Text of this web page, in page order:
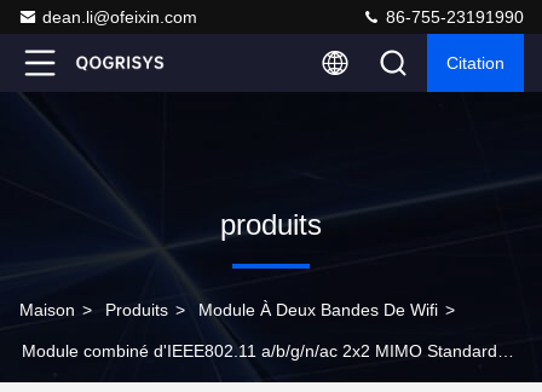
dean.li@ofeixin.com 86-755-23191990
Citation
produits
Maison > Produits > Module À Deux Bandes De Wifi >
Module combiné d'IEEE802.11 a/b/g/n/ac 2x2 MIMO Standard